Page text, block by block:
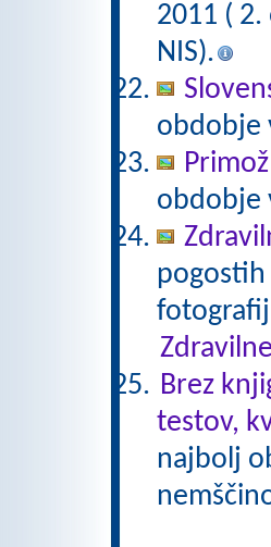
2011 (
NIS).
obdobje
obdobje
pogostih
Brez
testov,
najbolj